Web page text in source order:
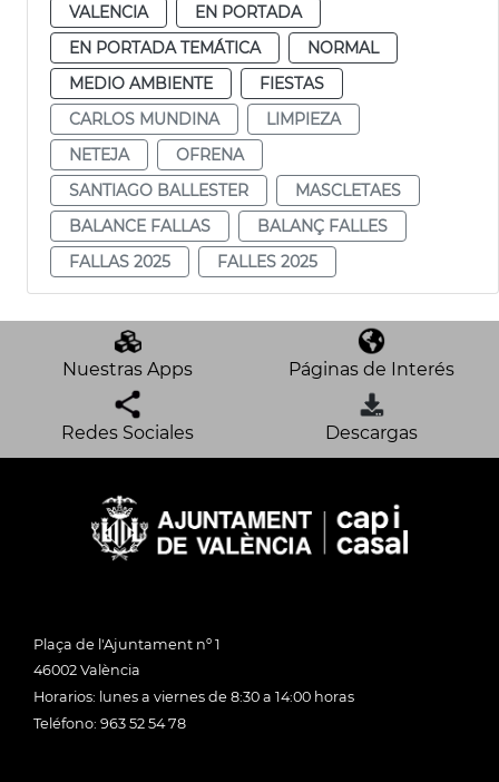
VALENCIA
EN PORTADA
EN PORTADA TEMÁTICA
NORMAL
MEDIO AMBIENTE
FIESTAS
CARLOS MUNDINA
LIMPIEZA
NETEJA
OFRENA
SANTIAGO BALLESTER
MASCLETAES
BALANCE FALLAS
BALANÇ FALLES
FALLAS 2025
FALLES 2025
Nuestras Apps Páginas de Interés
Redes Sociales Descargas
Plaça de l'Ajuntament nº 1
46002 València
Horarios: lunes a viernes de 8:30 a 14:00 horas
Teléfono: 963 52 54 78